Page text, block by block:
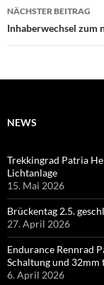
NÄCHSTER BEITRAG
Inhaberwechsel zum
NEWS
Trekkingrad Patria
Lichtanlage
15. Mai 2026
Brückentag 2.5.
27. April 2026
Endurance Rennrad
Schaltung und 32mm
6. April 2026